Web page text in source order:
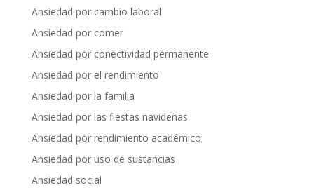
Ansiedad por cambio laboral
Ansiedad por comer
Ansiedad por conectividad permanente
Ansiedad por el rendimiento
Ansiedad por la familia
Ansiedad por las fiestas navideñas
Ansiedad por rendimiento académico
Ansiedad por uso de sustancias
Ansiedad social